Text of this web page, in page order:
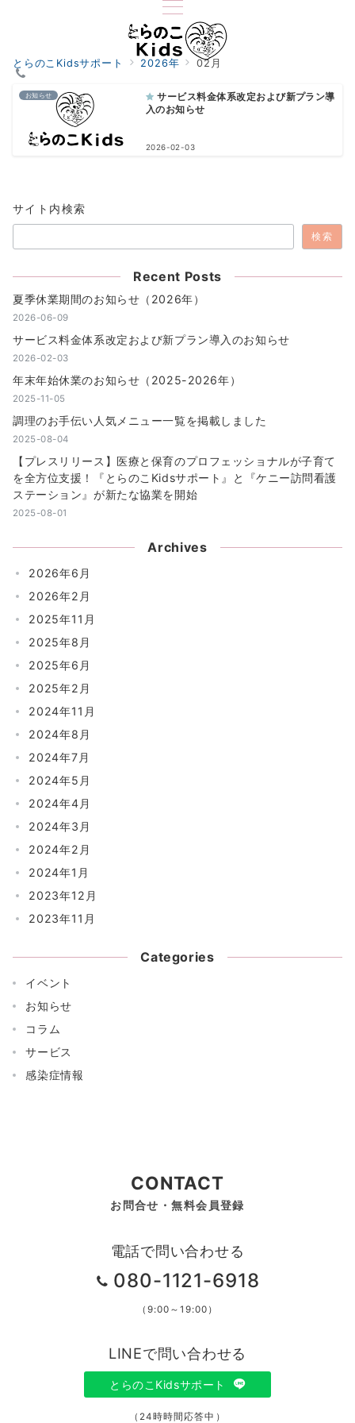
とらのこKidsサポート 2026年 02月
お知らせ
サービス料金体系改定および新プラン導
入のお知らせ
2026-02-03
サイト内検索
検索
Recent Posts
夏季休業期間のお知らせ（2026年）
2026-06-09
サービス料金体系改定および新プラン導入のお知らせ
2026-02-03
年末年始休業のお知らせ（2025-2026年）
2025-11-05
調理のお手伝い人気メニュー一覧を掲載しました
2025-08-04
【プレスリリース】医療と保育のプロフェッショナルが子育て
を全方位支援！『とらのこKidsサポート』と『ケニー訪問看護
ステーション』が新たな協業を開始
2025-08-01
Archives
2026年6月
2026年2月
2025年11月
2025年8月
2025年6月
2025年2月
2024年11月
2024年8月
2024年7月
2024年5月
2024年4月
2024年3月
2024年2月
2024年1月
2023年12月
2023年11月
Categories
イベント
お知らせ
コラム
サービス
感染症情報
CONTACT
お問合せ・無料会員登録
電話で問い合わせる
080-1121-6918
（9:00～19:00）
LINEで問い合わせる
とらのこKidsサポート
（24時時間応答中）